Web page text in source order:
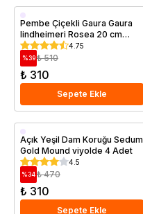
Saksıda
Pembe Çiçekli Gaura Gaura
lindheimeri Rosea 20 cm
Saksıda
4.75
%39 ₺ 510
₺ 310
Sepete Ekle
Saksıda
Açık Yeşil Dam Koruğu Sedum
Gold Mound viyolde 4 Adet
4.5
%34 ₺ 470
₺ 310
Sepete Ekle